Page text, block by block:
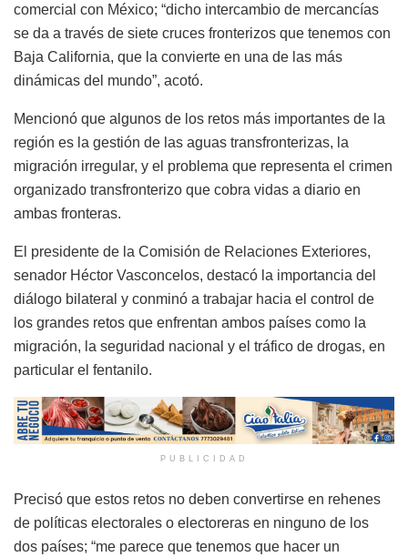
comercial con México; “dicho intercambio de mercancías
se da a través de siete cruces fronterizos que tenemos con
Baja California, que la convierte en una de las más
dinámicas del mundo”, acotó.
Mencionó que algunos de los retos más importantes de la
región es la gestión de las aguas transfronterizas, la
migración irregular, y el problema que representa el crimen
organizado transfronterizo que cobra vidas a diario en
ambas fronteras.
El presidente de la Comisión de Relaciones Exteriores,
senador Héctor Vasconcelos, destacó la importancia del
diálogo bilateral y conminó a trabajar hacia el control de
los grandes retos que enfrentan ambos países como la
migración, la seguridad nacional y el tráfico de drogas, en
particular el fentanilo.
PUBLICIDAD
Precisó que estos retos no deben convertirse en rehenes
de políticas electorales o electoreras en ninguno de los
dos países; “me parece que tenemos que hacer un